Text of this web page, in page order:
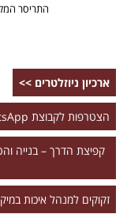
ארכיון ניוזלטרים >>
הצטרפות לקבוצת WhatsApp שקטה בנושא איכות ומצויינות בארגונים
קפיצת הדרך – בנייה
זקוקים למנהל איכות